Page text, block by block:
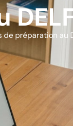
de préparation au